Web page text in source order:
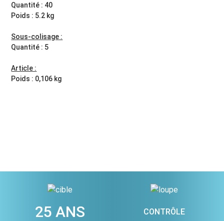
Quantité : 40
Poids : 5.2 kg
Sous-colisage :
Quantité : 5
Article :
Poids : 0,106 kg
25 ANS CONTRÔLE